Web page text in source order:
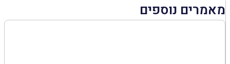
מאמרים נוספים